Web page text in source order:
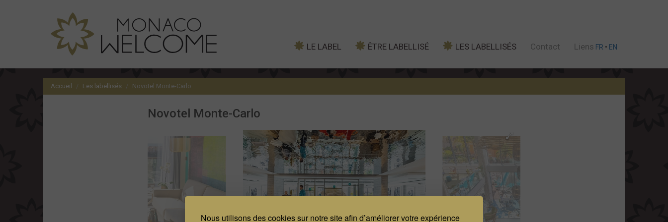
Nous utilisons des cookies sur notre site afin d’améliorer votre expérience
LE LABEL ÊTRE LABELLISÉ LES LABELLISÉS Contact Liens FR • EN
Accueil Les labellisés Novotel Monte-Carlo
Novotel Monte-Carlo